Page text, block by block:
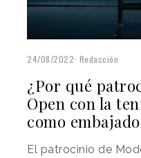
24/08/2022 Redacción
¿Por qué
Open con la
como
El patrocinio de